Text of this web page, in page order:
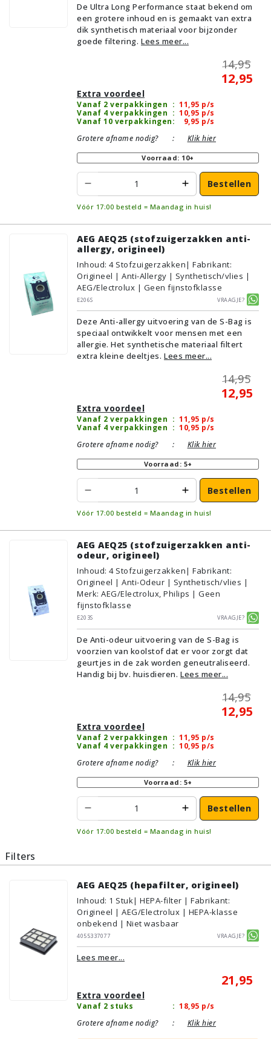
De Ultra Long Performance staat bekend om
een grotere inhoud en is gemaakt van extra
dik synthetisch materiaal voor bijzonder
goede filtering. Lees meer...
14,95
12,95
Extra voordeel
Vanaf 2 verpakkingen : 11,95 p/s
Vanaf 4 verpakkingen : 10,95 p/s
Vanaf 10 verpakkingen: 9,95 p/s
Grotere afname nodig?
: Klik hier
Voorraad: 10+
Bestellen
Vóór 17:00 besteld = Maandag in huis!
AEG AEQ25 (stofzuigerzakken anti-
allergy, origineel)
Inhoud: 4 Stofzuigerzakken| Fabrikant:
Origineel | Anti-Allergy | Synthetisch/vlies |
AEG/Electrolux | Geen fijnstofklasse
E206S
Vraagje?
Deze Anti-allergy uitvoering van de S-Bag is
speciaal ontwikkelt voor mensen met een
allergie. Het synthetische materiaal filtert
extra kleine deeltjes. Lees meer...
14,95
12,95
Extra voordeel
Vanaf 2 verpakkingen : 11,95 p/s
Vanaf 4 verpakkingen : 10,95 p/s
Grotere afname nodig?
: Klik hier
Voorraad: 5+
Bestellen
Vóór 17:00 besteld = Maandag in huis!
AEG AEQ25 (stofzuigerzakken anti-
odeur, origineel)
Inhoud: 4 Stofzuigerzakken| Fabrikant:
Origineel | Anti-Odeur | Synthetisch/vlies |
Merk: AEG/Electrolux, Philips | Geen
fijnstofklasse
E203S
Vraagje?
De Anti-odeur uitvoering van de S-Bag is
voorzien van koolstof dat er voor zorgt dat
geurtjes in de zak worden geneutraliseerd.
Handig bij bv. huisdieren. Lees meer...
14,95
12,95
Extra voordeel
Vanaf 2 verpakkingen : 11,95 p/s
Vanaf 4 verpakkingen : 10,95 p/s
Grotere afname nodig?
: Klik hier
Voorraad: 5+
Bestellen
Vóór 17:00 besteld = Maandag in huis!
Filters
AEG AEQ25 (hepafilter, origineel)
Inhoud: 1 Stuk| HEPA-filter | Fabrikant:
Origineel | AEG/Electrolux | HEPA-klasse
onbekend | Niet wasbaar
4055337077
Vraagje?
Lees meer...
21,95
Extra voordeel
Vanaf 2 stuks : 18,95 p/s
Grotere afname nodig?
: Klik hier